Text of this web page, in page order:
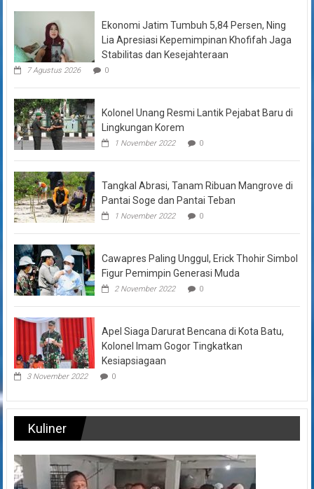
Ekonomi Jatim Tumbuh 5,84 Persen, Ning
Lia Apresiasi Kepemimpinan Khofifah Jaga
Stabilitas dan Kesejahteraan
7 Agustus 2026 0
Kolonel Unang Resmi Lantik Pejabat Baru di
Lingkungan Korem
1 November 2022 0
Tangkal Abrasi, Tanam Ribuan Mangrove di
Pantai Soge dan Pantai Teban
1 November 2022 0
Cawapres Paling Unggul, Erick Thohir Simbol
Figur Pemimpin Generasi Muda
2 November 2022 0
Apel Siaga Darurat Bencana di Kota Batu,
Kolonel Imam Gogor Tingkatkan
Kesiapsiagaan
3 November 2022 0
Kuliner